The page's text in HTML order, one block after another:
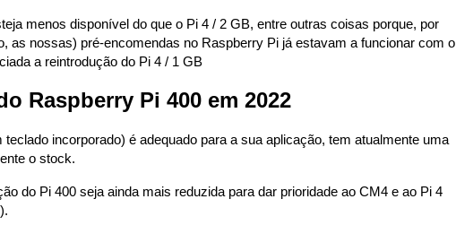
menos disponível do que o Pi 4 / 2 GB, entre outras coisas porque, por
as nossas) pré-encomendas no Raspberry Pi já estavam a funcionar com o
a reintrodução do Pi 4 / 1 GB
Raspberry Pi 400 em 2022
teclado incorporado) é adequado para a sua aplicação, tem atualmente uma
o stock.
do Pi 400 seja ainda mais reduzida para dar prioridade ao CM4 e ao Pi 4